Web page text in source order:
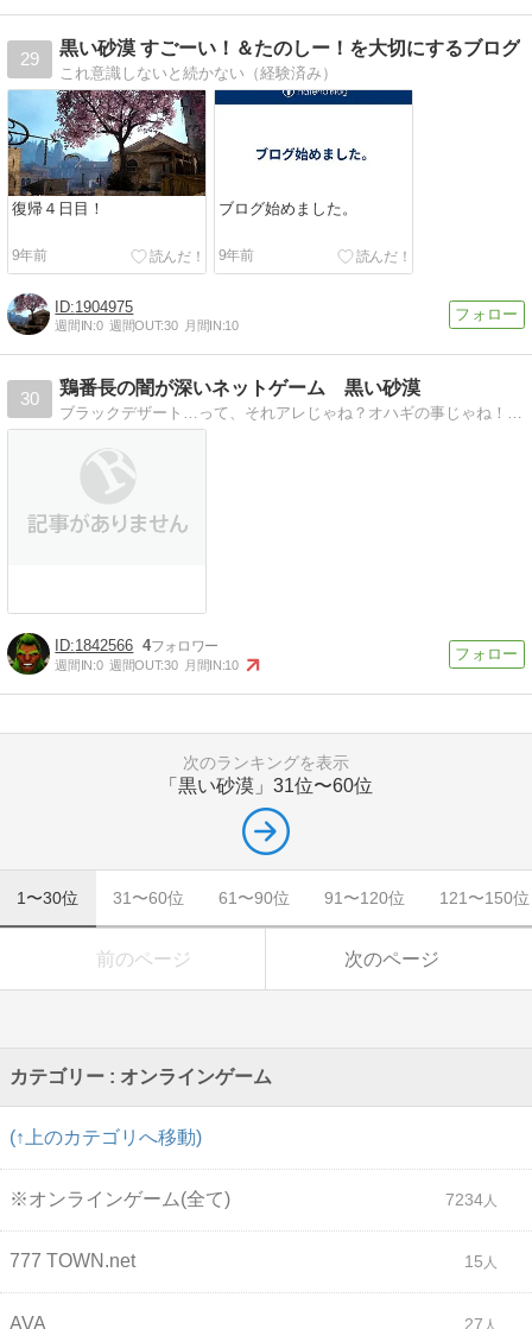
29
黒い砂漠 すごーい！＆たのしー！を大切にするブログ
これ意識しないと続かない（経験済み）
復帰４日目！
9年前
ブログ始めました。
9年前
1904975
週間IN:0 週間OUT:30 月間IN:10
30
鶏番長の闇が深いネットゲーム 黒い砂漠
ブラックデザート…って、それアレじゃね？オハギの事じゃね！？そんな感じ（？）でマッタリゆる〜りと更新中です
1842566 4
週間IN:0 週間OUT:30 月間IN:10
次のランキングを表示
「黒い砂漠」 31位〜60位
1〜30位 31〜60位 61〜90位 91〜120位 121〜150位
前のページ 次のページ
カテゴリー : オンラインゲーム
(↑上のカテゴリへ移動)
※オンラインゲーム(全て) 7234
777 TOWN.net 15
AVA 27